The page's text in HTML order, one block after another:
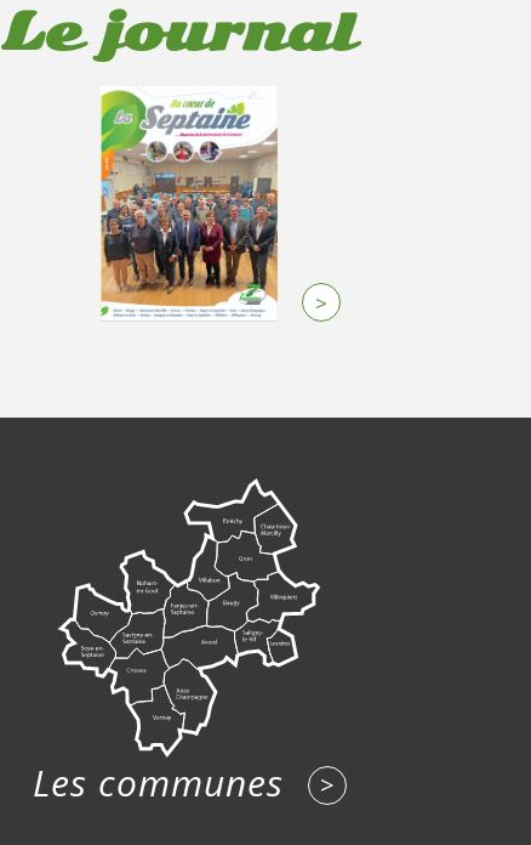
Le journal
>
Les communes >